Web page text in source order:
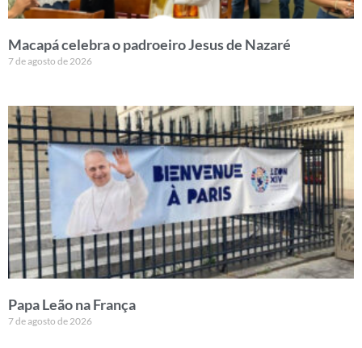
Macapá celebra o padroeiro Jesus de Nazaré
7 de agosto de 2026
Papa Leão na França
7 de agosto de 2026